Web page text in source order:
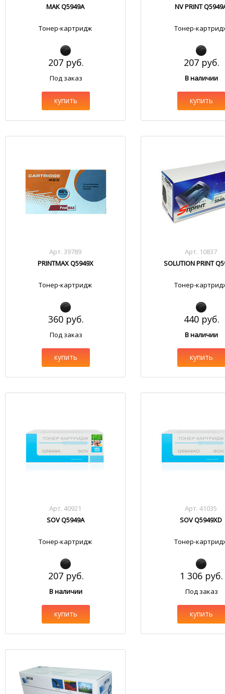
MAK Q5949A
Тонер-картридж
207 руб.
Под заказ
купить
NV PRINT
Тонер-
207 руб.
В наличии
купить
Арт. 39789
PRINTMAX Q5949X
Тонер-картридж
360 руб.
Под заказ
купить
Арт. 10837
SOLUTION PRINT
Тонер-
440 руб.
В наличии
купить
Арт. 40921
SOV Q5949A
Тонер-картридж
207 руб.
В наличии
купить
Арт. 41035
SOV Q5949XD
Тонер-
1 306 руб.
Под заказ
купить